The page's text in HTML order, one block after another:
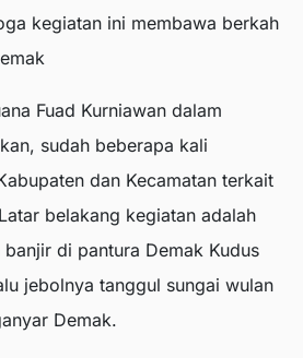
kegiatan ini membawa berkah
Fuad Kurniawan dalam
sudah beberapa kali
dan Kecamatan terkait
belakang kegiatan adalah
di pantura Demak Kudus
jebolnya tanggul sungai wulan
Demak.